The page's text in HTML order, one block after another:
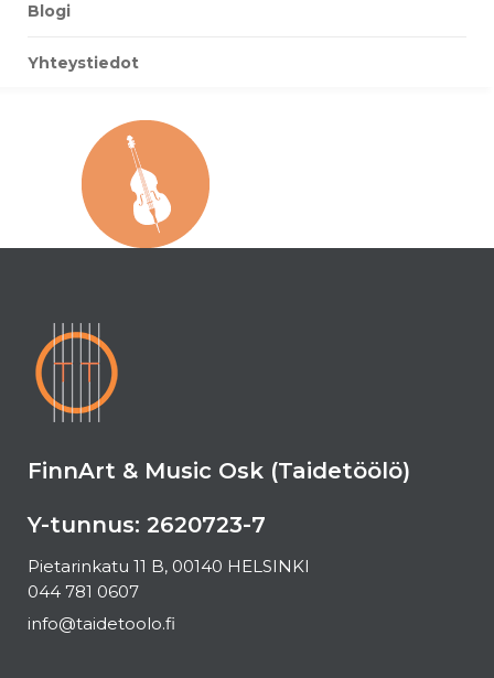
Blogi
Yhteystiedot
FinnArt & Music Osk (Taidetöölö)
Y-tunnus: 2620723-7
Pietarinkatu 11 B, 00140 HELSINKI
044 781 0607
info@taidetoolo.fi